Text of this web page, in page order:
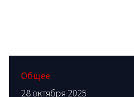
Общее
28 октября 2025